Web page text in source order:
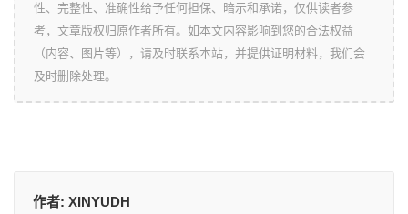
性、完整性、准确性给予任何担保、暗示和承诺，仅供读者参
考，文章版权归原作者所有。如本文内容影响到您的合法权益
（内容、图片等），请及时联系本站，并提供证明材料，我们会
及时删除处理。
作者: XINYUDH